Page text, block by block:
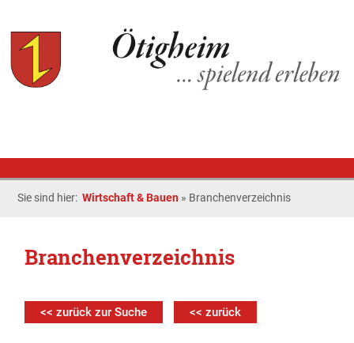
Sie sind hier:Wirtschaft & Bauen » Branchenverzeichnis
Branchenverzeichnis
<< zurück zur Suche << zurück